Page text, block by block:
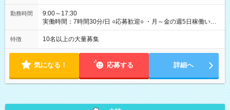
勤務時間
9:00～17:30
実働時間：7時間30分/日 ○応募歓迎○ ・月～金の週5日稼働いた
だける方 ・実働時間：7.5時間（休憩1時間）
特徴 10名以上の大量募集
気になる！ 応募する 詳細へ